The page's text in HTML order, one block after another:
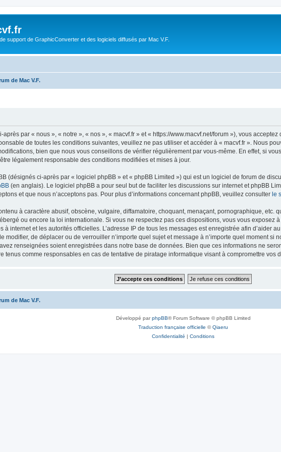
support de GraphicConverter et des logiciels diffusés par Mac V.F.
de Mac V.F.
après par « nous », « notre », « nos », « macvf.fr » et « https://www.macvf.net/forum »), vous
de toutes les conditions suivantes, veuillez ne pas utiliser et accéder à « macvf.fr ». Nous
bien que nous vous conseillons de vérifier régulièrement par vous-même. En effet, si
légalement responsable des conditions modifiées et mises à jour.
(désignés ci-après par « logiciel phpBB » et « phpBB Limited ») qui est un logiciel de forum de
(en anglais). Le logiciel phpBB a pour seul but de faciliter les discussions sur internet et phpBB
et que nous n’acceptons pas. Pour plus d’informations concernant phpBB, veuillez consulter le
à caractère abusif, obscène, vulgaire, diffamatoire, choquant, menaçant, pornographique, etc.
ou encore la loi internationale. Si vous ne respectez pas ces dispositions, vous vous exposez
à internet et les autorités officielles. L’adresse IP de tous les messages est enregistrée afin d’aider
modifier, de déplacer ou de verrouiller n’importe quel sujet et message à n’importe quel moment si
renseignées soient enregistrées dans notre base de données. Bien que ces informations ne
tenus comme responsables en cas de tentative de piratage informatique visant à compromettre vos
de Mac V.F.
Développé parphpBB® Forum Software © phpBB Limited
Traduction française officielle ©Qiaeru
Confidentialité | Conditions